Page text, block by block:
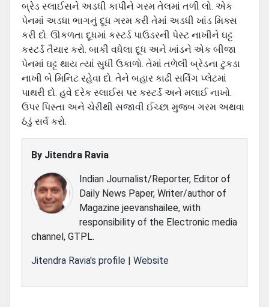
બ્રેડ સ્‍લાઈસને અડધી કાપીને ગરમ તેલમાં તળી લો. એક
પેનમાં અડધા ભાગનું દૂધ ગરમ કરી તેમાં અડધી ખાંડ મિક્સ
કરી દો. ઊકળતા દૂધમાં કસ્‍ટર્ડ પાઉડરની પેસ્‍ટ નાખીને ઘટ્ટ
કસ્‍ટર્ડ તૈયાર કરો. બાકી વધેલા દૂધ અને ખાંડને એક બીજા
પેનમાં ઘટ્ટ થાય ત્‍યાં સુધી ઉકાળો. તેમાં તળેલી બ્રેડના ટુકડા
નાખી બે મિનિટ રહેવા દો. તેને બહાર કાઢી સર્વિંગ પ્‍લેટમાં
પાથરી દો. હવે દરેક સ્‍લાઈસ પર કસ્‍ટર્ડ અને મલાઈ નાખો.
ઉપર પિસ્‍તા અને ચેરીથી સજાવી ઈચ્‍છા મુજબ ગરમ અથવા
ઠંડું સર્વ કરો.
By Jitendra Ravia
Indian Journalist/Reporter, Editor of
Daily News Paper, Writer/author of
Magazine jeevanshailee, with
responsibility of the Electronic media
channel, GTPL.
Jitendra Ravia's profile | Website